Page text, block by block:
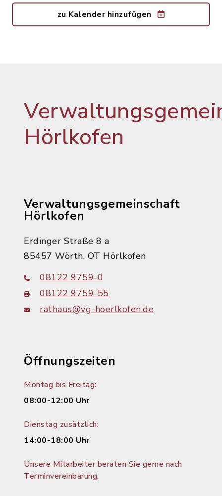
zu Kalender hinzufügen
Hörlkofen
Verwaltungsgemeinschaft
Hörlkofen
Erdinger Straße 8 a
85457 Wörth, OT Hörlkofen
08122 9759-0
08122 9759-55
rathaus@vg-hoerlkofen.de
Öffnungszeiten
Montag bis Freitag:
08:00-12:00 Uhr
Dienstag zusätzlich:
14:00-18:00 Uhr
Unsere Mitarbeiter beraten Sie gerne nach
Terminvereinbarung.